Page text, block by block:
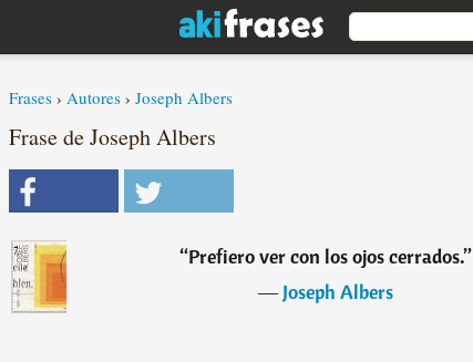
Frases › Autores › Joseph Albers
Frase de Joseph Albers
“Prefiero ver con los ojos cerrados.”
―Joseph Albers